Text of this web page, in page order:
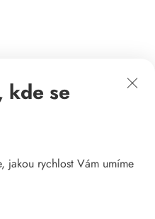
kde se
jakou rychlost Vám umíme